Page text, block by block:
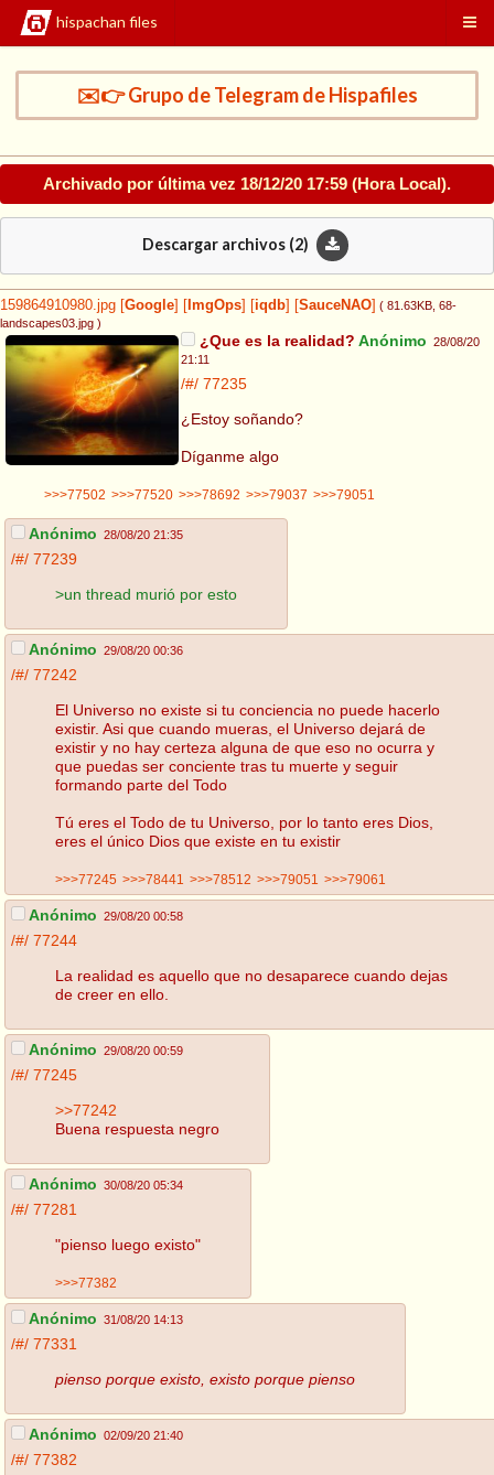
hispachan files
✉️👉 Grupo de Telegram de Hispafiles
Archivado por última vez 18/12/20 17:59 (Hora Local).
Descargar archivos (2)
159864910980.jpg Google ImgOps iqdb SauceNAO ( 81.63KB , 68-
landscapes03.jpg )
¿Que es la realidad? Anónimo 28/08/20
21:11
/#/ 77235
¿Estoy soñando?
Díganme algo
>>>77502 >>>77520 >>>78692 >>>79037 >>>79051
Anónimo 28/08/20 21:35
/#/ 77239
>un thread murió por esto
Anónimo 29/08/20 00:36
/#/ 77242
El Universo no existe si tu conciencia no puede hacerlo
existir. Asi que cuando mueras, el Universo dejará de
existir y no hay certeza alguna de que eso no ocurra y
que puedas ser conciente tras tu muerte y seguir
formando parte del Todo
Tú eres el Todo de tu Universo, por lo tanto eres Dios,
eres el único Dios que existe en tu existir
>>>77245 >>>78441 >>>78512 >>>79051 >>>79061
Anónimo 29/08/20 00:58
/#/ 77244
La realidad es aquello que no desaparece cuando dejas
de creer en ello.
Anónimo 29/08/20 00:59
/#/ 77245
>>77242
Buena respuesta negro
Anónimo 30/08/20 05:34
/#/ 77281
"pienso luego existo"
>>>77382
Anónimo 31/08/20 14:13
/#/ 77331
pienso porque existo, existo porque pienso
Anónimo 02/09/20 21:40
/#/ 77382